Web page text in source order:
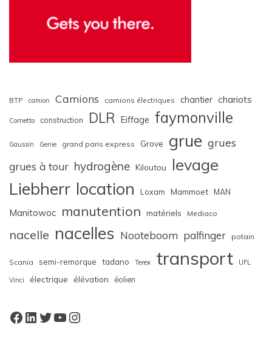
BTP camion Camions camions électriques chantier chariots
Cometto construction DLR Eiffage faymonville
Gaussin Genie grand paris express Grove grue grues
grues à tour hydrogène Kiloutou levage
Liebherr location Loxam Mammoet MAN
Manitowoc manutention matériels Mediaco
nacelle nacelles Nooteboom palfinger potain
Scania semi-remorque tadano Terex transport UFL
Vinci électrique élévation éolien
Facebook
LinkedIn
Twitter
YouTube
Instagram